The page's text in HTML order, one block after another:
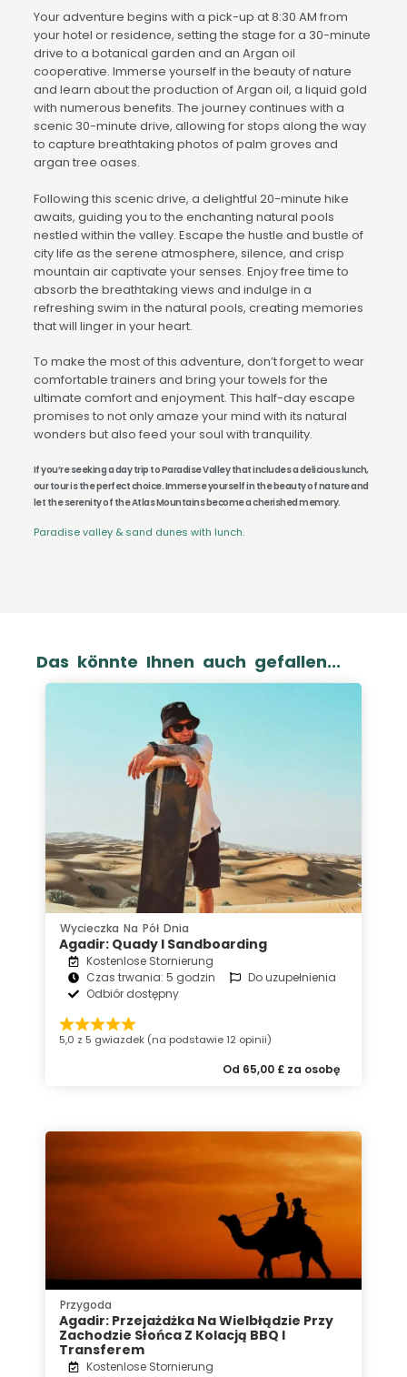
Your adventure begins with a pick-up at 8:30 AM from
your hotel or residence, setting the stage for a 30-minute
drive to a botanical garden and an Argan oil
cooperative. Immerse yourself in the beauty of nature
and learn about the production of Argan oil, a liquid gold
with numerous benefits. The journey continues with a
scenic 30-minute drive, allowing for stops along the way
to capture breathtaking photos of palm groves and
argan tree oases.
Following this scenic drive, a delightful 20-minute hike
awaits, guiding you to the enchanting natural pools
nestled within the valley. Escape the hustle and bustle of
city life as the serene atmosphere, silence, and crisp
mountain air captivate your senses. Enjoy free time to
absorb the breathtaking views and indulge in a
refreshing swim in the natural pools, creating memories
that will linger in your heart.
To make the most of this adventure, don’t forget to wear
comfortable trainers and bring your towels for the
ultimate comfort and enjoyment. This half-day escape
promises to not only amaze your mind with its natural
wonders but also feed your soul with tranquility.
If you’re seeking a day trip to Paradise Valley that includes a delicious lunch,
our tour is the perfect choice. Immerse yourself in the beauty of nature and
let the serenity of the Atlas Mountains become a cherished memory.
Paradise valley & sand dunes with lunch.
Das könnte Ihnen auch gefallen...
Wycieczka Na Pół Dnia
Agadir: Quady I Sandboarding
Kostenlose Stornierung
Czas trwania: 5 godzin
Do uzupełnienia
Odbiór dostępny
5,0 z 5 gwiazdek (na podstawie 12 opinii)
Od 65,00 £ za osobę
Przygoda
Agadir: Przejażdżka Na Wielbłądzie Przy
Zachodzie Słońca Z Kolacją BBQ I
Transferem
Kostenlose Stornierung